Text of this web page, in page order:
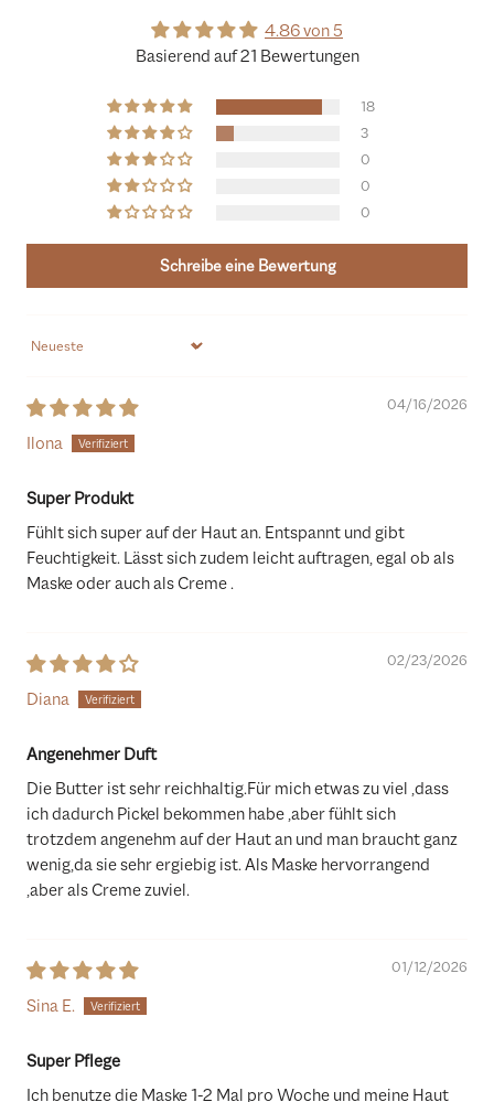
4.86 von 5
Basierend auf 21 Bewertungen
18
3
0
0
0
Schreibe eine Bewertung
Sort by
04/16/2026
Ilona
Super Produkt
Fühlt sich super auf der Haut an. Entspannt und gibt
Feuchtigkeit. Lässt sich zudem leicht auftragen, egal ob als
Maske oder auch als Creme .
02/23/2026
Diana
Angenehmer Duft
Die Butter ist sehr reichhaltig.Für mich etwas zu viel ,dass
ich dadurch Pickel bekommen habe ,aber fühlt sich
trotzdem angenehm auf der Haut an und man braucht ganz
wenig,da sie sehr ergiebig ist. Als Maske hervorrangend
,aber als Creme zuviel.
01/12/2026
Sina E.
Super Pflege
Ich benutze die Maske 1-2 Mal pro Woche und meine Haut